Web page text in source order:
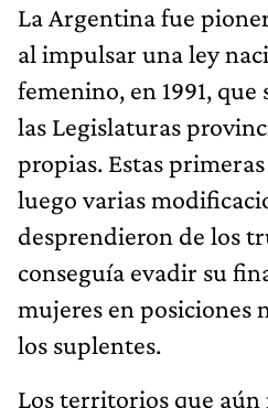
La Argentina fue
al impulsar una ley
femenino, en 1991,
las Legislaturas
propias. Estas
luego varias
desprendieron de los
conseguía evadir su
mujeres en posiciones
los suplentes.
Los territorios que